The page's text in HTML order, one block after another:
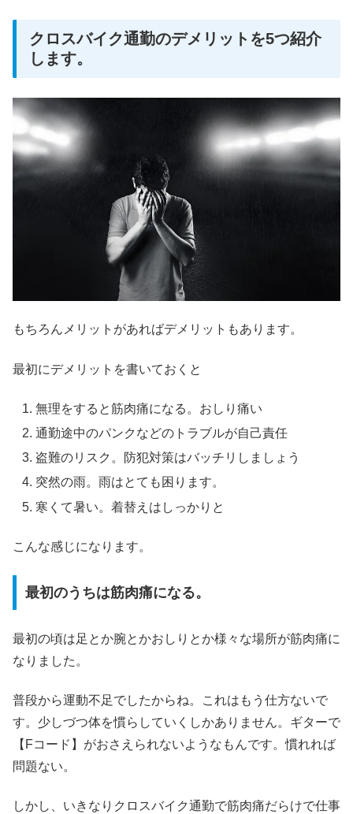
クロスバイク通勤のデメリットを5つ紹介
します。
もちろんメリットがあればデメリットもあります。
最初にデメリットを書いておくと
無理をすると筋肉痛になる。おしり痛い
通勤途中のパンクなどのトラブルが自己責任
盗難のリスク。防犯対策はバッチリしましょう
突然の雨。雨はとても困ります。
寒くて暑い。着替えはしっかりと
こんな感じになります。
最初のうちは筋肉痛になる。
最初の頃は足とか腕とかおしりとか様々な場所が筋肉痛に
なりました。
普段から運動不足でしたからね。これはもう仕方ないで
す。少しづつ体を慣らしていくしかありません。ギターで
【Fコード】がおさえられないようなもんです。慣れれば
問題ない。
しかし、いきなりクロスバイク通勤で筋肉痛だらけで仕事